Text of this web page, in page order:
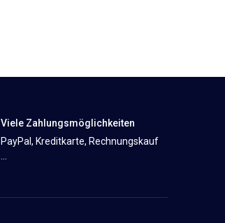
Viele Zahlungsmöglichkeiten
PayPal, Kreditkarte, Rechnungskauf